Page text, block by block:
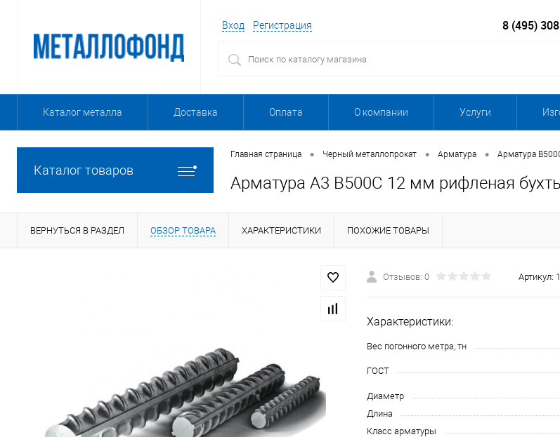
Вход Регистрация 8 (495)
Каталог металла Доставка Оплата О компании Услуги
Каталог товаров
Главная страница • Черный металлопрокат • Арматура • Арматура
Арматура А3 B500С 12 мм рифленая
ВЕРНУТЬСЯ В РАЗДЕЛ ОБЗОР ТОВАРА ХАРАКТЕРИСТИКИ ПОХОЖИЕ ТОВАРЫ
Отзывов: 0 Артикул:
Характеристики:
Вес погонного метра, тн
ГОСТ
Диаметр
Длина
Класс арматуры